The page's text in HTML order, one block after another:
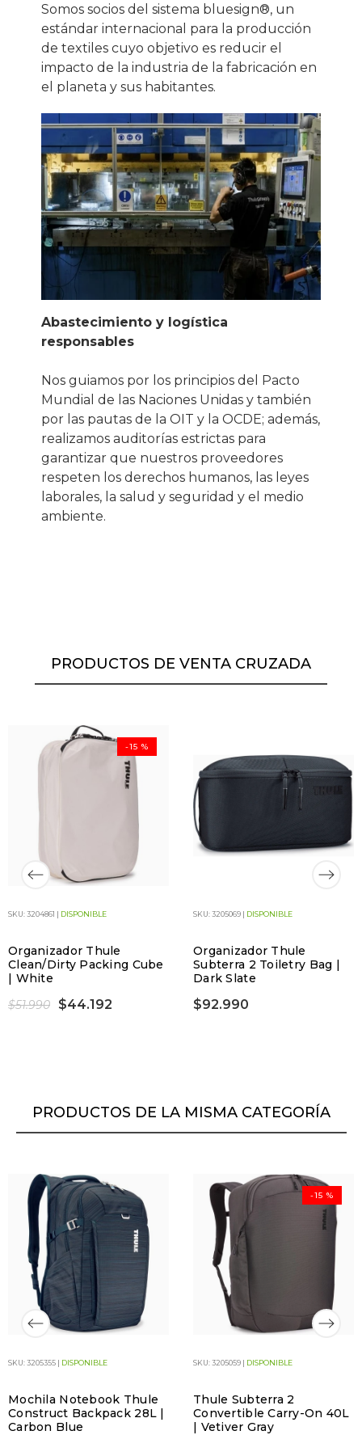
Somos socios del sistema bluesign®, un
estándar internacional para la producción
de textiles cuyo objetivo es reducir el
impacto de la industria de la fabricación en
el planeta y sus habitantes.
Abastecimiento y logística
responsables
Nos guiamos por los principios del Pacto
Mundial de las Naciones Unidas y también
por las pautas de la OIT y la OCDE; además,
realizamos auditorías estrictas para
garantizar que nuestros proveedores
respeten los derechos humanos, las leyes
laborales, la salud y seguridad y el medio
ambiente.
PRODUCTOS DE VENTA CRUZADA
SKU: 3204861 | DISPONIBLE
Organizador Thule
Clean/Dirty Packing Cube
| White
$51.990
$44.192
-15 %
SKU: 3205069 | DISPONIBLE
Organizador Thule
Subterra 2 Toiletry Bag |
Dark Slate
$92.990
PRODUCTOS DE LA MISMA CATEGORÍA
SKU: 3205355 | DISPONIBLE
Mochila Notebook Thule
Construct Backpack 28L |
Carbon Blue
SKU: 3205059 | DISPONIBLE
Thule Subterra 2
Convertible Carry-On 40L
| Vetiver Gray
-15 %